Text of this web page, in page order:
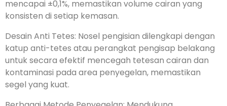
mencapai ±0,1%, memastikan volume cairan yang
konsisten di setiap kemasan.
Desain Anti Tetes: Nosel pengisian dilengkapi dengan
katup anti-tetes atau perangkat pengisap belakang
untuk secara efektif mencegah tetesan cairan dan
kontaminasi pada area penyegelan, memastikan
segel yang kuat.